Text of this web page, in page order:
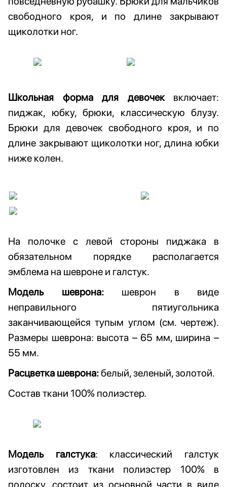
свободного кроя, и по длине закрывают
щиколотки ног.
Школьная форма для девочеквключает:
пиджак, юбку, брюки, классическую блузу.
Брюки для девочек свободного кроя, и по
длине закрывают щиколотки ног, длина юбки
ниже колен.
На полочке с левой стороны пиджака в
обязательном порядке располагается
эмблема на шевроне и галстук.
Модель шеврона:шеврон в виде
неправильного пятиугольника
заканчивающейся тупым углом (см. чертеж).
Размеры шеврона: высота – 65 мм, ширина –
55 мм.
Расцветка шеврона:белый, зеленый, золотой.
Состав ткани 100% полиэстер.
Модель галстука: классический галстук
изготовлен из ткани полиэстер 100% в
полоску, состоит из основной части в виде